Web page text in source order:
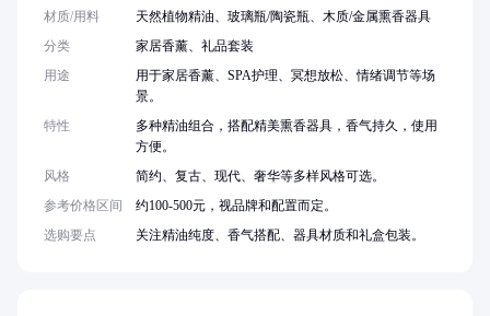
材质/用料
天然植物精油、玻璃瓶/陶瓷瓶、木质/金属熏香器具
分类
家居香薰、礼品套装
用途
用于家居香薰、SPA护理、冥想放松、情绪调节等场
景。
特性
多种精油组合，搭配精美熏香器具，香气持久，使用
方便。
风格
简约、复古、现代、奢华等多样风格可选。
参考价格区间
约100-500元，视品牌和配置而定。
选购要点
关注精油纯度、香气搭配、器具材质和礼盒包装。